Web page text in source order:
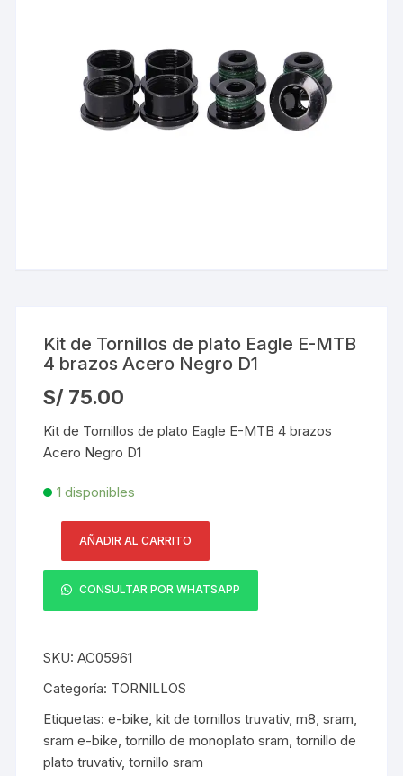
Kit de Tornillos de plato Eagle E-MTB
4 brazos Acero Negro D1
S/ 75.00
Kit de Tornillos de plato Eagle E-MTB 4 brazos
Acero Negro D1
1 disponibles
de
Tornillos
de
Eagle
E-
4
brazos
Acero
AÑADIR AL CARRITO
CONSULTAR POR WHATSAPP
SKU:AC05961
Categoría: TORNILLOS
Etiquetas:e-bike ,kit de tornillos truvativ,m8 ,sram
sram e-bike ,tornillo de monoplato sram ,tornillo de
plato truvativ,tornillo sram